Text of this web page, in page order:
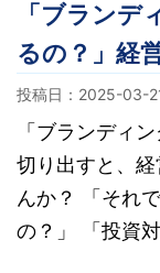
「ブランデ
るの？」経
投稿日： 2025-03-
「ブランディ
切り出すと、
んか？ 「それ
の？」 「投資